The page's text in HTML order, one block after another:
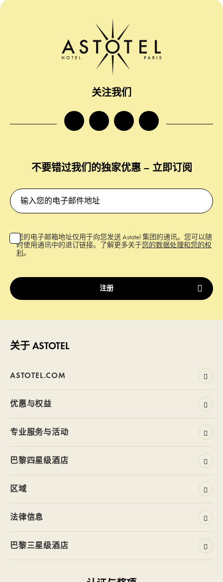
关注我们
facebookinstagramtwitter tiktok
不要错过我们的独家优惠 – 立即订阅
您的电子邮箱地址仅用于向您发送 Astotel 集团的通讯。您可以随
时使用通讯中的退订链接。了解更多关于您的数据处理和您的权
利 。
关于 ASTOTEL
ASTOTEL.COM
优惠与权益
专业服务与活动
巴黎四星级酒店
区域
法律信息
巴黎三星级酒店